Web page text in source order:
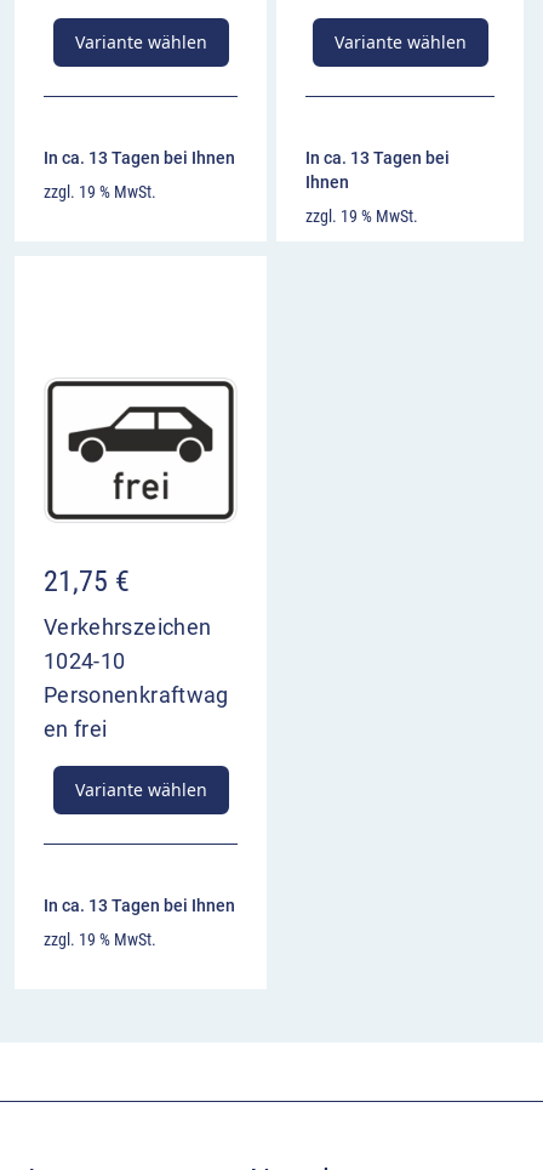
Variante wählen
In ca. 13 Tagen bei Ihnen
zzgl. 19 % MwSt.
Variante wählen
In ca. 13 Tagen bei
Ihnen
zzgl. 19 % MwSt.
21,75 €
Verkehrszeichen
1024-10
Personenkraftwag
en frei
Variante wählen
In ca. 13 Tagen bei Ihnen
zzgl. 19 % MwSt.